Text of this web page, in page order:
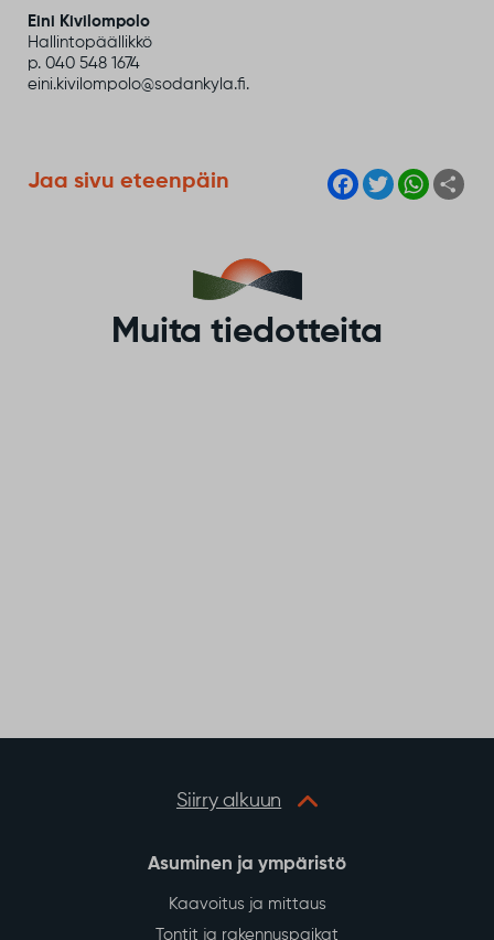
Eini Kivilompolo
Hallintopäällikkö
p. 040 548 1674
eini.kivilompolo@sodankyla.fi.
Jaa sivu eteenpäin
F
a
T
w
W
h
Muita tiedotteita
Siirry alkuun
Asuminen ja ympäristö
Kaavoitus ja mittaus
Tontit ja rakennuspaikat